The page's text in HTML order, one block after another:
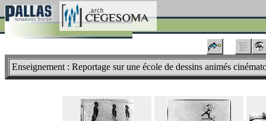
Enseignement : Reportage sur une école de dessins animés